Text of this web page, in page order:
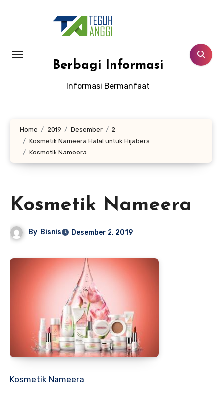
Berbagi Informasi
Informasi Bermanfaat
Home 2019 Desember
2
Kosmetik Nameera Halal untuk Hijabers
Kosmetik Nameera
Kosmetik Nameera
By Bisnis Desember 2, 2019
Kosmetik Nameera